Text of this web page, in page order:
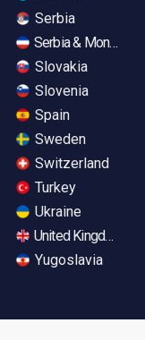
Serbia
Serbia &
Slovakia
Slovenia
Spain
Sweden
Switzerland
Turkey
Ukraine
United Kingdom
Yugoslavia